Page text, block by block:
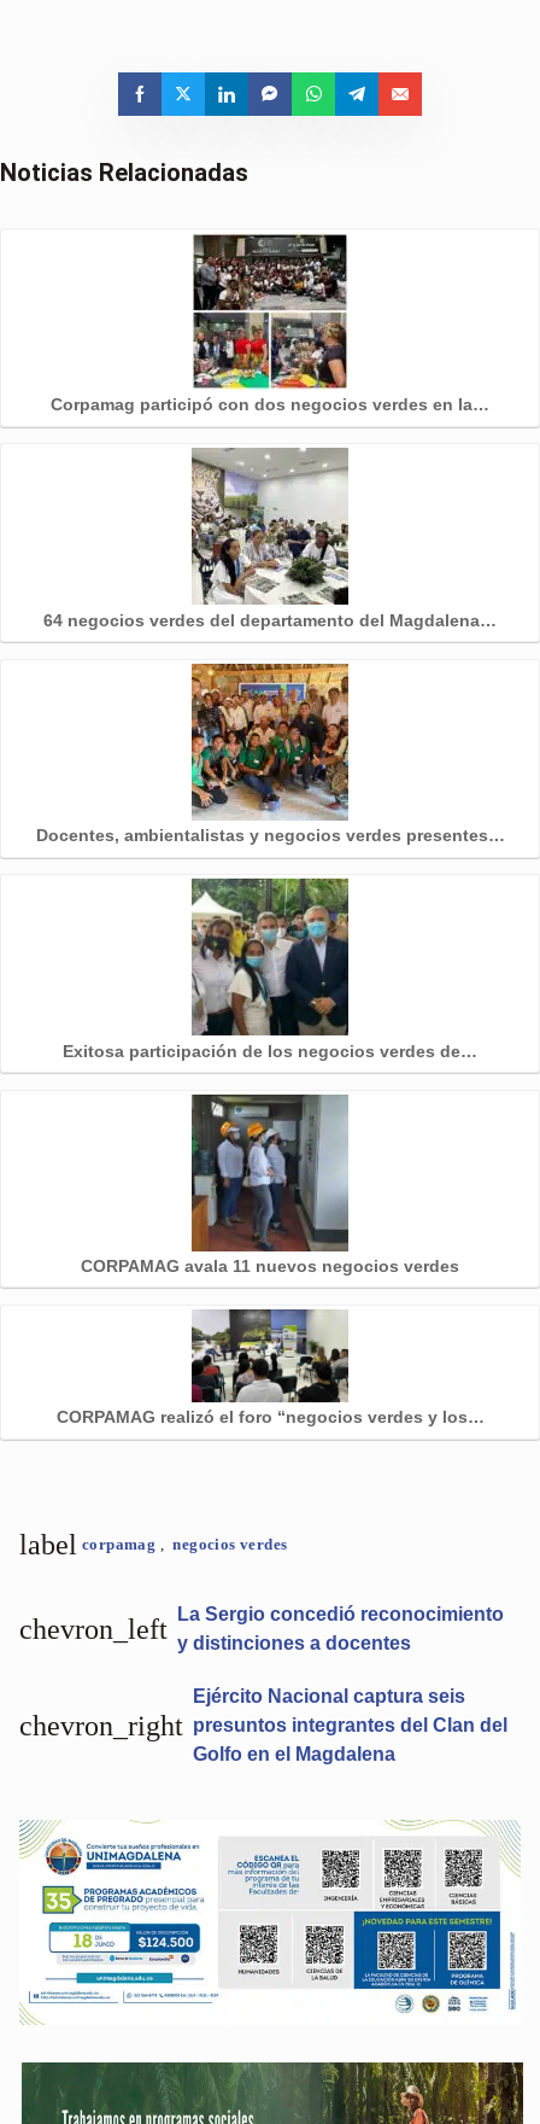
Noticias Relacionadas
Corpamag participó con dos negocios verdes en la…
64 negocios verdes del departamento del Magdalena…
Docentes, ambientalistas y negocios verdes presentes…
Exitosa participación de los negocios verdes de…
CORPAMAG avala 11 nuevos negocios verdes
CORPAMAG realizó el foro “negocios verdes y los…
label corpamag , negocios verdes
chevron_left
La Sergio concedió reconocimiento
y distinciones a docentes
Ejército Nacional captura seis
presuntos integrantes del Clan del
Golfo en el Magdalena
chevron_right